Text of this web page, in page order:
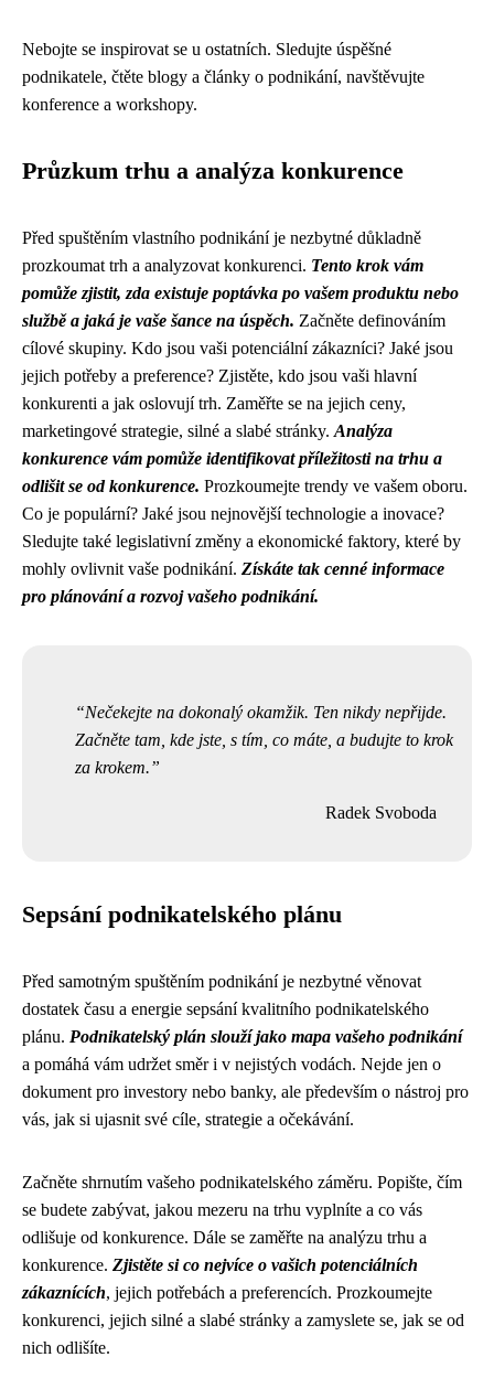
Nebojte se inspirovat se u ostatních. Sledujte úspěšné
podnikatele, čtěte blogy a články o podnikání, navštěvujte
konference a workshopy.
Průzkum trhu a analýza konkurence
Před spuštěním vlastního podnikání je nezbytné důkladně
prozkoumat trh a analyzovat konkurenci. Tento krok vám
pomůže zjistit, zda existuje poptávka po vašem produktu nebo
službě a jaká je vaše šance na úspěch. Začněte definováním
cílové skupiny. Kdo jsou vaši potenciální zákazníci? Jaké jsou
jejich potřeby a preference? Zjistěte, kdo jsou vaši hlavní
konkurenti a jak oslovují trh. Zaměřte se na jejich ceny,
marketingové strategie, silné a slabé stránky.Analýza
konkurence vám pomůže identifikovat příležitosti na trhu a
odlišit se od konkurence. Prozkoumejte trendy ve vašem oboru.
Co je populární? Jaké jsou nejnovější technologie a inovace?
Sledujte také legislativní změny a ekonomické faktory, které by
mohly ovlivnit vaše podnikání. Získáte tak cenné informace
pro plánování a rozvoj vašeho podnikání.
Nečekejte na dokonalý okamžik. Ten nikdy nepřijde.
Začněte tam, kde jste, s tím, co máte, a budujte to krok
za krokem.
Radek Svoboda
Sepsání podnikatelského plánu
Před samotným spuštěním podnikání je nezbytné věnovat
dostatek času a energie sepsání kvalitního podnikatelského
plánu. Podnikatelský plán slouží jako mapa vašeho podnikání
a pomáhá vám udržet směr i v nejistých vodách. Nejde jen o
dokument pro investory nebo banky, ale především o nástroj pro
vás, jak si ujasnit své cíle, strategie a očekávání.
Začněte shrnutím vašeho podnikatelského záměru. Popište, čím
se budete zabývat, jakou mezeru na trhu vyplníte a co vás
odlišuje od konkurence. Dále se zaměřte na analýzu trhu a
konkurence. Zjistěte si co nejvíce o vašich potenciálních
zákaznících, jejich potřebách a preferencích. Prozkoumejte
konkurenci, jejich silné a slabé stránky a zamyslete se, jak se od
nich odlišíte.